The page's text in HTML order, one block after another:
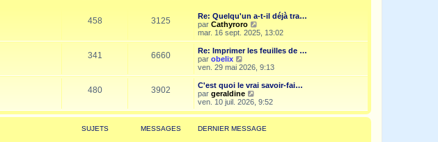
e
s
s
a
g
e
e
r
m
e
s
s
a
g
e
e
r
n
i
e
m
e
s
a
g
e
458 3125
Re: Quelqu'un a-t-il déjà tra…
par Cathyroro
o
i
r
e
e
r
n
i
e
m
mar. 16 sept. 2025, 13:02
341 6660
Re: Imprimer les feuilles de …
par obelix
o
i
r
l
e
e
r
n
ven. 29 mai 2026, 9:13
480 3902
C'est quoi le vrai savoir-fai…
par geraldine
o
i
r
l
ven. 10 juil. 2026, 9:52
SUJETS MESSAGES DERNIER MESSAGE